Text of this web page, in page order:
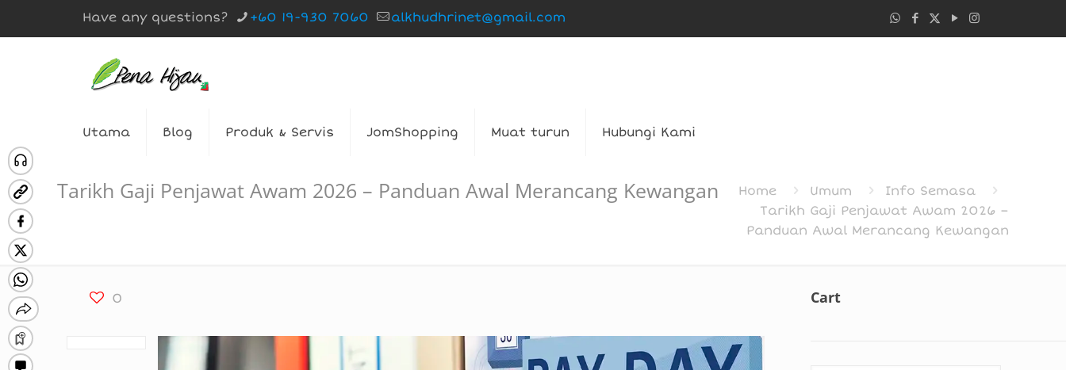
Have any questions? +60 19-930 7060 alkhudhrinet@gmail.com
Utama Blog Produk & Servis JomShopping Muat turun Hubungi Kami
Tarikh Gaji Penjawat Awam 2026 – Panduan Awal Merancang Kewangan Home Umum
Info Semasa
Tarikh Gaji Penjawat Awam 2026 –
Panduan Awal Merancang Kewangan
0 Cart